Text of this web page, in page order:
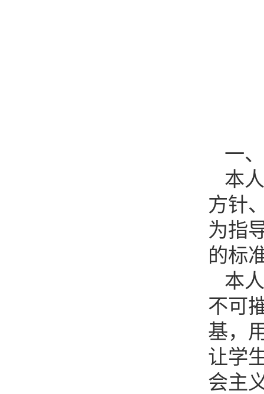
一
本
方针
为指
的标
本
不可
基，
让学
会主